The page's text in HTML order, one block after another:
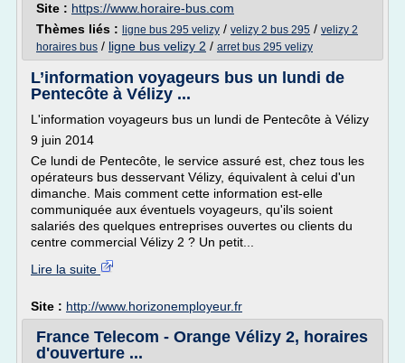
Site : https://www.horaire-bus.com
Thèmes liés : ligne bus 295 velizy / velizy 2 bus 295 / velizy 2
horaires bus / ligne bus velizy 2 / arret bus 295 velizy
L’information voyageurs bus un lundi de
Pentecôte à Vélizy ...
L'information voyageurs bus un lundi de Pentecôte à Vélizy
9 juin 2014
Ce lundi de Pentecôte, le service assuré est, chez tous les
opérateurs bus desservant Vélizy, équivalent à celui d'un
dimanche. Mais comment cette information est-elle
communiquée aux éventuels voyageurs, qu'ils soient
salariés des quelques entreprises ouvertes ou clients du
centre commercial Vélizy 2 ? Un petit...
Lire la suite
Site : http://www.horizonemployeur.fr
France Telecom - Orange Vélizy 2, horaires
d'ouverture ...